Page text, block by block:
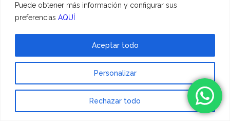
Puede obtener más información y configurar sus
preferencias AQUÍ
Personalizar
Rechazar todo
Aceptar todo
abril 2014
enero 2014
CATEGORÍAS